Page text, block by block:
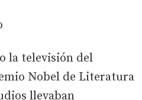
la televisión del
Nobel de Literatura
llevaban